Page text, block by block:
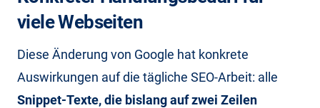
viele Webseiten
Diese Änderung von Google hat konkrete
Auswirkungen auf die tägliche SEO-Arbeit: alle
Snippet-Texte, die bislang auf zwei Zeilen